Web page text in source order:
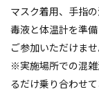
マスク着用、手指
毒液と体温計を準
ご参加いただけま
※実施場所での混雑
るだけ乗り合わせて